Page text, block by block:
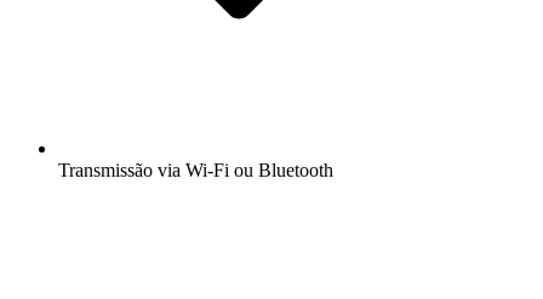
Transmissão via Wi-Fi ou Bluetooth